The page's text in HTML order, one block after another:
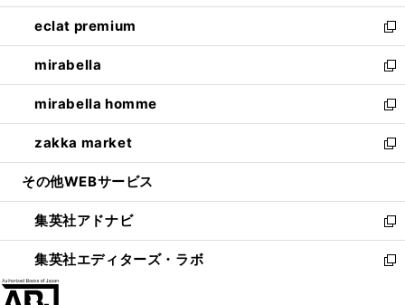
開
く
ウ
で
開
く
ン
ド
ウ
で
開
く
ウ
ィ
ン
ド
ウ
で
開
く
し
い
ウ
ィ
ン
ド
ウ
で
開
eclat premium
新
し
い
ウ
ィ
ン
ド
ウ
開
く
mirabella
新
し
い
ウ
ィ
ン
ウ
で
開
く
mirabella homme
新
し
い
ウ
ン
ド
ウ
で
zakka market
新
し
ウ
ィ
ン
ド
その他WEBサービス
集英社アドナビ
新
し
い
集英社エディターズ・ラボ
新